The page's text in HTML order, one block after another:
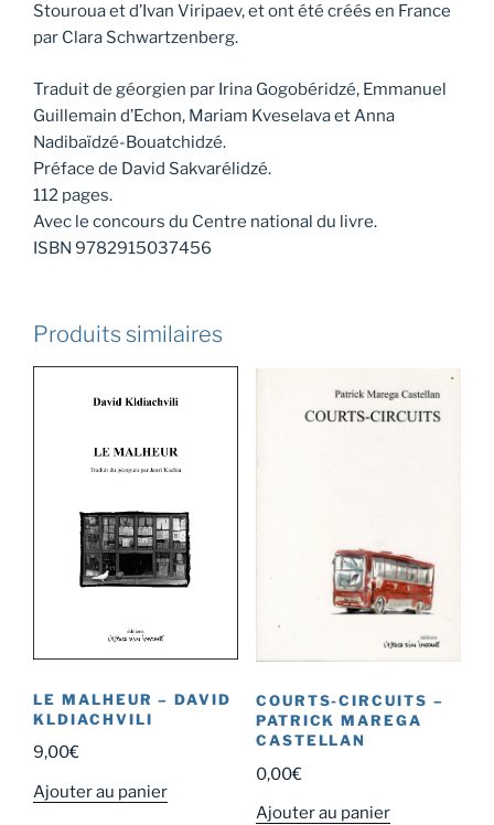
Stouroua et d’Ivan Viripaev, et ont été créés en France
par Clara Schwartzenberg.
Traduit de géorgien par Irina Gogobéridzé, Emmanuel
Guillemain d’Echon, Mariam Kveselava et Anna
Nadibaïdzé-Bouatchidzé.
Préface de David Sakvarélidzé.
112 pages.
Avec le concours du Centre national du livre.
ISBN 9782915037456
Produits similaires
LE MALHEUR – DAVID
KLDIACHVILI
9,00€
Ajouter au panier
COURTS-CIRCUITS –
PATRICK MAREGA
CASTELLAN
0,00€
Ajouter au panier